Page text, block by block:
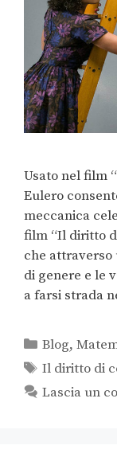
Usato nel film
Eulero
meccanica
film “Il diritto
che
di genere e le
a farsi strada
Blog,
Il diritto di
Lascia un